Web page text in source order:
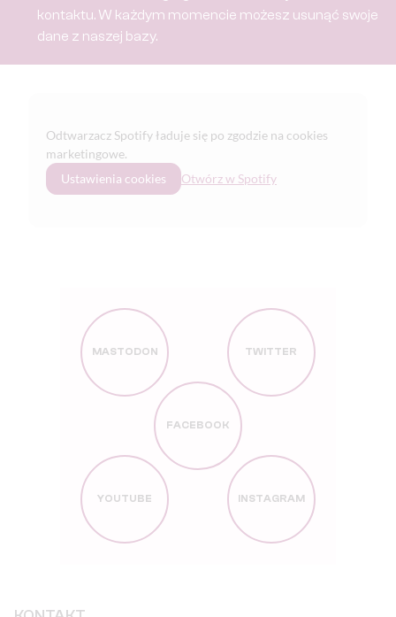
kontaktu. W każdym momencie możesz usunąć swoje
dane z naszej bazy.
Odtwarzacz Spotify ładuje się po zgodzie na cookies
marketingowe.
Ustawienia cookies
Otwórz w Spotify
MASTODON TWITTER
FACEBOOK
YOUTUBE INSTAGRAM